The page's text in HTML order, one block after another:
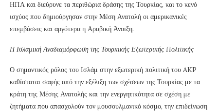
ΗΠΑ και διεύρυνε τα περιθώρια δράσης της Τουρκίας, και το κενό
ισχύος που δημιούργησαν στην Μέση Ανατολή οι αμερικανικές
επεμβάσεις και αργότερα η Αραβική Άνοιξη.
Η Ισλαμική Αναδιαμόρφωση της Τουρκικής Εξωτερικής Πολιτικής
Ο σημαντικός ρόλος του Ισλάμ στην εξωτερική πολιτική του AKP
καθίσταται σαφής από την εξέλιξη των σχέσεων της Τουρκίας με τα
κράτη της Μέσης Ανατολής και την ενεργητικότητα σε σχέση με
ζητήματα που απασχολούν τον μουσουλμανικό κόσμο, την επιδείνωση